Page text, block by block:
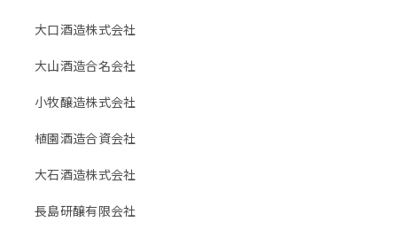
大口酒造株式会社
大山酒造合名会社
小牧醸造株式会社
植園酒造合資会社
大石酒造株式会社
長島研醸有限会社